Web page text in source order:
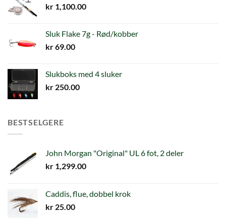
kr 1,100.00
Sluk Flake 7g - Rød/kobber
kr69.00
Slukboks med 4 sluker
kr 250.00
BESTSELGERE
John Morgan "Original" UL 6 fot, 2 deler
kr 1,299.00
Caddis, flue, dobbel krok
kr 25.00